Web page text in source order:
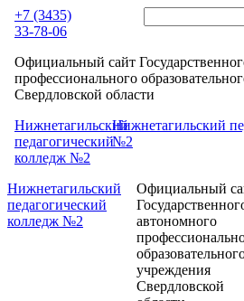
Перейти к основному содержанию
+7 (3435)
33-78-06
Официальный сайт
профессионального
Свердловской области
Нижнетагильский
педагогический
колледж №2
Нижнетагильский
№2
Нижнетагильский
педагогический
колледж №2
Официальный
автономного
учреждения
Свердловской